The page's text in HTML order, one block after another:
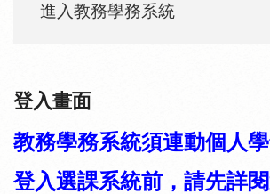
進入教務學務系統
登入畫面
教務學務系統須連動個人
登入選課系統前，請先詳